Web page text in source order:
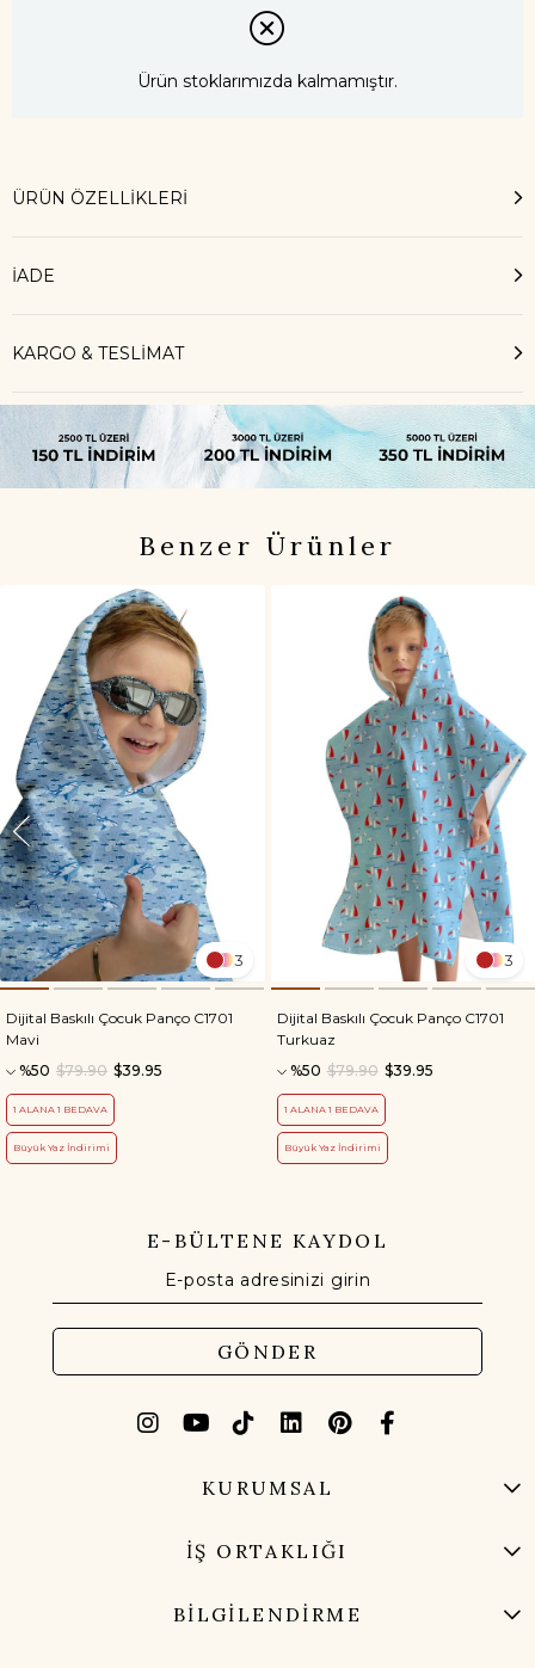
Ürün stoklarımızda kalmamıştır.
ÜRÜN ÖZELLIKLERI
İADE
KARGO & TESLİMAT
Benzer Ürünler
3
Dijital Baskılı Çocuk Panço C1701
Mavi
%50
$39.95
$79.90
1 ALANA 1 BEDAVA
Büyük Yaz İndirimi
3
Dijital Baskılı Çocuk Panço C1701
Turkuaz
%50
$39.95
$79.90
1 ALANA 1 BEDAVA
Büyük Yaz İndirimi
E-BÜLTENE KAYDOL
GÖNDER
KURUMSAL
İŞ ORTAKLIĞI
BİLGİLENDİRME